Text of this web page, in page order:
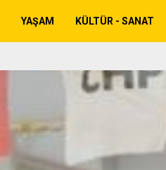
YAŞAM KÜLTÜR - SANAT